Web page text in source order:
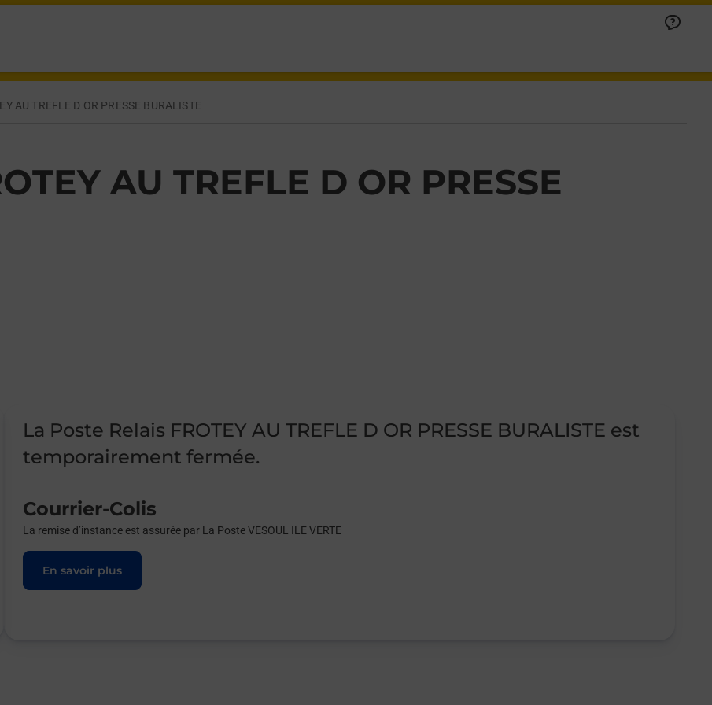
AU TREFLE D OR PRESSE BURALISTE
AU TREFLE D OR PRESSE
La Poste Relais FROTEY AU TREFLE D OR PRESSE BURALISTE est
temporairement fermée.
Courrier-Colis
La remise d’instance est assurée par La Poste VESOUL ILE VERTE
En savoir plus
VESOUL,